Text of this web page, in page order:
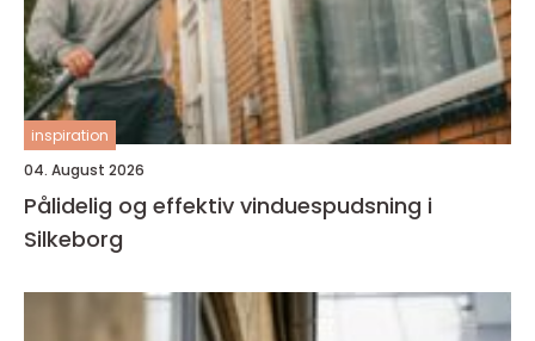
inspiration
04. August 2026
Pålidelig og effektiv vinduespudsning i
Silkeborg